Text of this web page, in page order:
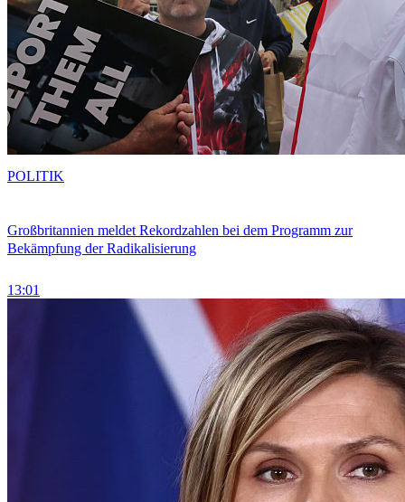
Großbritannien meldet Rekordzahlen bei dem Programm zur
Bekämpfung der Radikalisierung
13:01
POLITIK